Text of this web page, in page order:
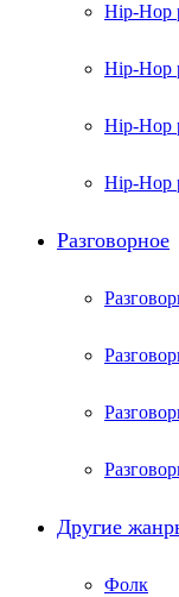
Hip-Hop
Hip-Hop
Hip-Hop
Hip-Hop
Разговорное
Другие
Фолк